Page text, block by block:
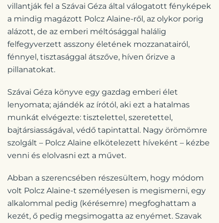
villantják fel a Szávai Géza által válogatott fényképek
a mindig magázott Polcz Alaine-ről, az olykor porig
alázott, de az emberi méltósággal halálig
felfegyverzett asszony életének mozzanatairól,
fénnyel, tisztasággal átszőve, híven őrizve a
pillanatokat.
Szávai Géza könyve egy gazdag emberi élet
lenyomata; ajándék az írótól, aki ezt a hatalmas
munkát elvégezte: tisztelettel, szeretettel,
bajtársiasságával, védő tapintattal. Nagy örömömre
szolgált – Polcz Alaine elkötelezett híveként – kézbe
venni és elolvasni ezt a művet.
Abban a szerencsében részesültem, hogy módom
volt Polcz Alaine-t személyesen is megismerni, egy
alkalommal pedig (kérésemre) megfoghattam a
kezét, ő pedig megsimogatta az enyémet. Szavak